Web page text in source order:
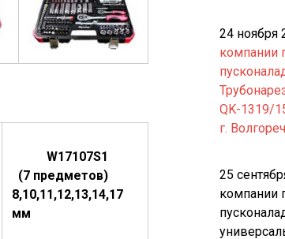
W17107S1
(7 предметов)
8,10,11,12,13,14,17
мм
24 ноября
компании
QK-1319/
г.
25
компании